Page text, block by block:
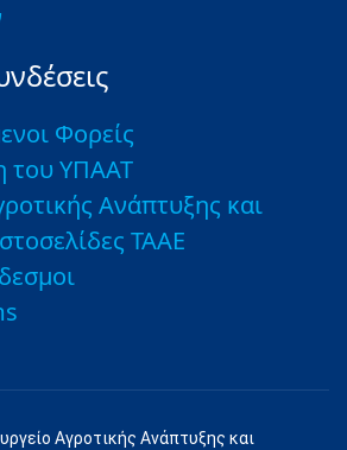
Φορείς
του ΥΠΑΑΤ
Ανάπτυξης και
ΤΑΑΕ
Αγροτικής Ανάπτυξης και